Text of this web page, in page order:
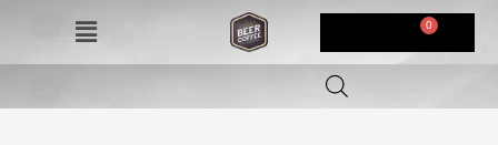
Menú